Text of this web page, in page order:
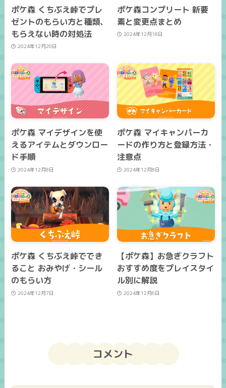
ポケ森 くちぶえ峠でプレ
ゼントのもらい方と種類、
もらえない時の対処法
2024年12月20日
ポケ森コンプリート 新要
素と変更点まとめ
2024年12月18日
ポケ森 マイデザインを使
えるアイテムとダウンロー
ド手順
2024年12月8日
ポケ森 マイキャンパーカ
ードの作り方と登録方法・
注意点
2024年12月8日
ポケ森 くちぶえ峠ででき
ること おみやげ・シール
のもらい方
2024年12月7日
【ポケ森】お急ぎクラフト
おすすめ度をプレイスタイ
ル別に解説
2024年12月6日
コメント